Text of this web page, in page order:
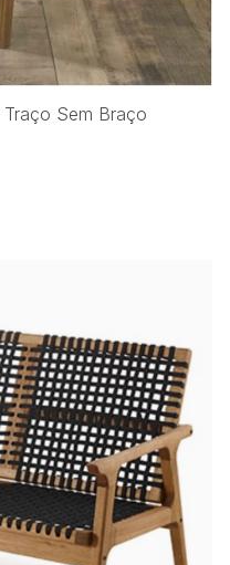
Sem Braço